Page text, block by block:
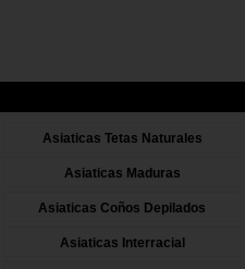
Asiaticas Tetas Naturales
Asiaticas Maduras
Asiaticas Coños Depilados
Asiaticas Interracial